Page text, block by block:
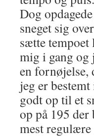
Dog
sneget sig
sætte
mig i gang og
en fornøjelse,
jeg er
godt op til et
op på 195
mest